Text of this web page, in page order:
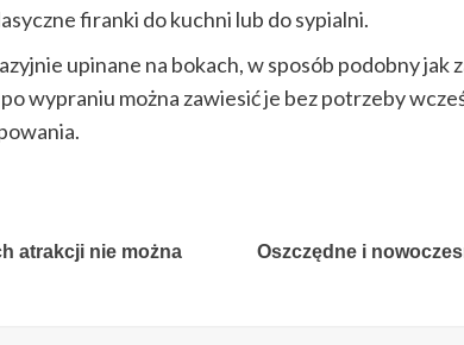
firanki do kuchni lub do sypialni.
upinane na bokach, w sposób podobny
wypraniu można zawiesić je bez potrzeby
atrakcji nie można
Oszczędne i